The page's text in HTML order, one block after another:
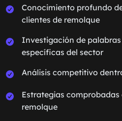
Conocimiento profundo
clientes de remolque
Investigación de
específicas del sector
Análisis competitivo
Estrategias
remolque